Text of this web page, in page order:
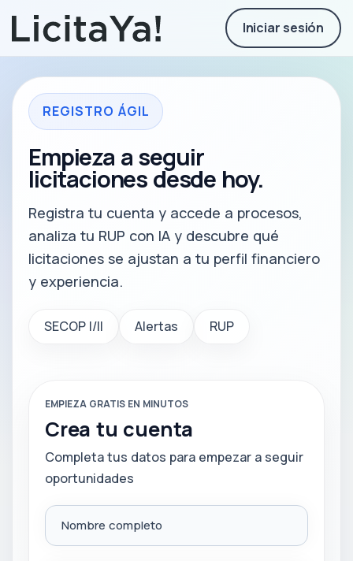
Iniciar sesión
REGISTRO ÁGIL
Empieza a seguir
licitaciones desde hoy.
Registra tu cuenta y accede a procesos,
analiza tu RUP con IA y descubre qué
licitaciones se ajustan a tu perfil financiero
y experiencia.
SECOP I/II Alertas RUP
EMPIEZA GRATIS EN MINUTOS
Crea tu cuenta
Completa tus datos para empezar a seguir
oportunidades
Nombre completo